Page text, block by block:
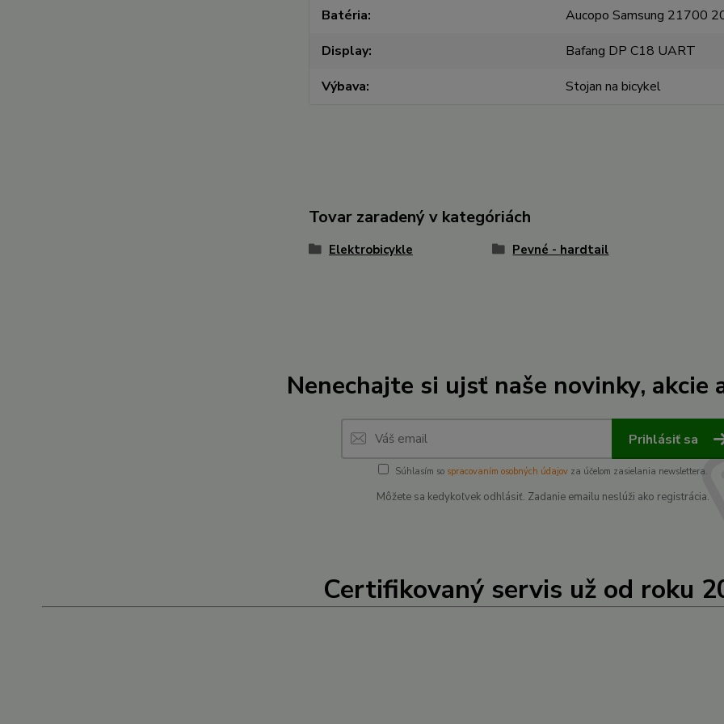
Batéria
Aucopo Samsung 21700
Display
Bafang DP C18 UART
Výbava
Stojan na bicykel
Tovar zaradený v kategóriách
Elektrobicykle Pevné - hardtail
Nenechajte si ujsť naše novinky, akcie
Prihlásiť sa
Súhlasím so spracovaním osobných údajov za účelom zasielania newslettera.
Môžete sa kedykoľvek odhlásiť. Zadanie emailu neslúži ako registrácia.
Certifikovaný servis už od roku